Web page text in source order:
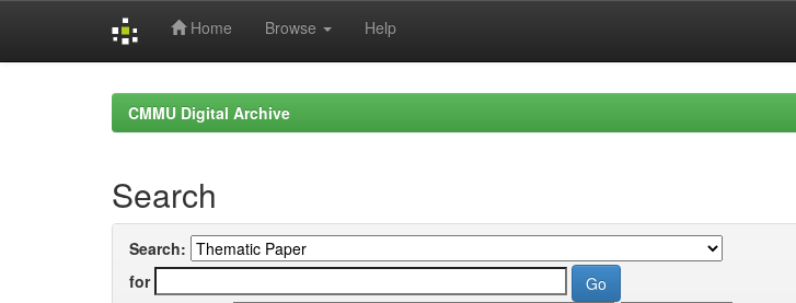
Home Browse Help
CMMU Digital Archive
Search
Search:
for